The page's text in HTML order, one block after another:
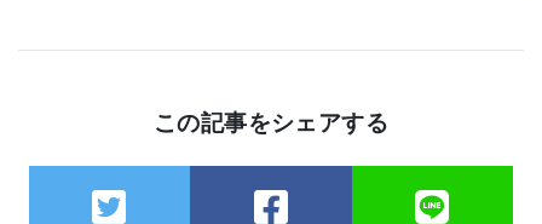
この記事をシェアする